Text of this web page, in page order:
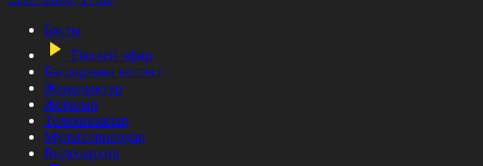
Басты
Тікелей эфир
Бағдарлама кестесі
Жаңалықтар
Жобалар
Телехикаялар
Мультсериалдар
Видеоархив